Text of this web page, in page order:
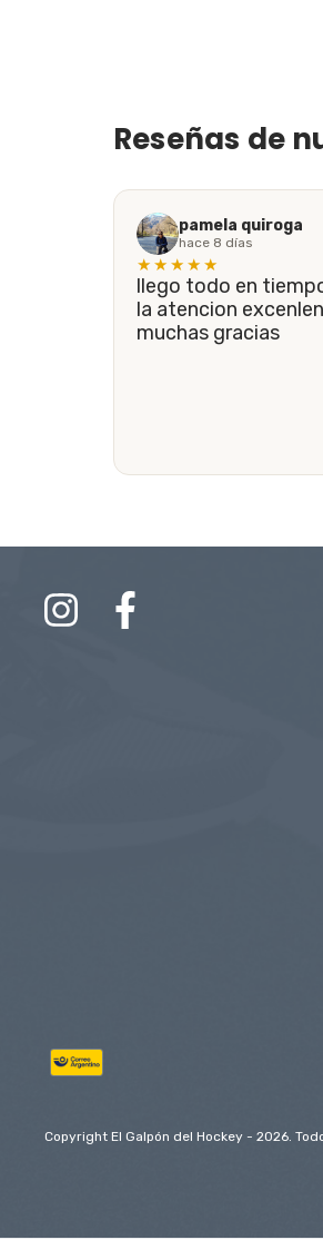
Reseñas de
pamela quiroga
hace 8 días
★★★★★
llego todo en
la atencion
muchas gracias
Copyright El Galpón del Hockey - 2026.